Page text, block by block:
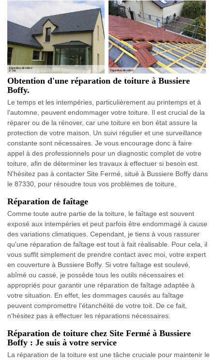
Obtention d'une réparation de toiture à Bussiere
Boffy.
Le temps et les intempéries, particulièrement au printemps et à
l'automne, peuvent endommager votre toiture. Il est crucial de la
réparer ou de la rénover, car une toiture en bon état assure la
protection de votre maison. Un suivi régulier et une surveillance
constante sont nécessaires. Je vous encourage donc à faire
appel à des professionnels pour un diagnostic complet de votre
toiture, afin de déterminer les travaux à effectuer si besoin est.
N'hésitez pas à contacter Site Fermé, situé à Bussiere Boffy dans
le 87330, pour résoudre tous vos problèmes de toiture.
Réparation de faîtage
Comme toute autre partie de la toiture, le faîtage est souvent
exposé aux intempéries et peut parfois être endommagé à cause
des variations climatiques. Cependant, je tiens à vous rassurer
qu'une réparation de faîtage est tout à fait réalisable. Pour cela, il
vous suffit simplement de prendre contact avec moi, votre expert
en couverture à Bussiere Boffy. Si votre faîtage est soulevé,
abîmé ou cassé, je possède tous les outils nécessaires et
appropriés pour garantir une réparation de faîtage adaptée à
votre situation. En effet, les dommages causés au faîtage
peuvent compromettre l'étanchéité de votre toit. De ce fait,
n'hésitez pas à effectuer les réparations nécessaires.
Réparation de toiture chez Site Fermé à Bussiere
Boffy : Je suis à votre service
La réparation de la toiture est une tâche cruciale pour maintenir le